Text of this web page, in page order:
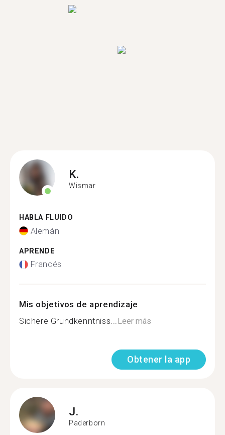
K.
Wismar
HABLA FLUIDO
Alemán
APRENDE
Francés
Mis objetivos de aprendizaje
Sichere Grundkenntniss...Leer más
Obtener la app
J.
Paderborn